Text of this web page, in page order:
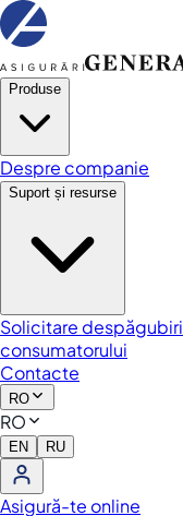
Produse
Despre companie
Suport și resurse
Solicitare despăgubiri
consumatorului
Contacte
RO
RO
EN RU
Asigură-te online